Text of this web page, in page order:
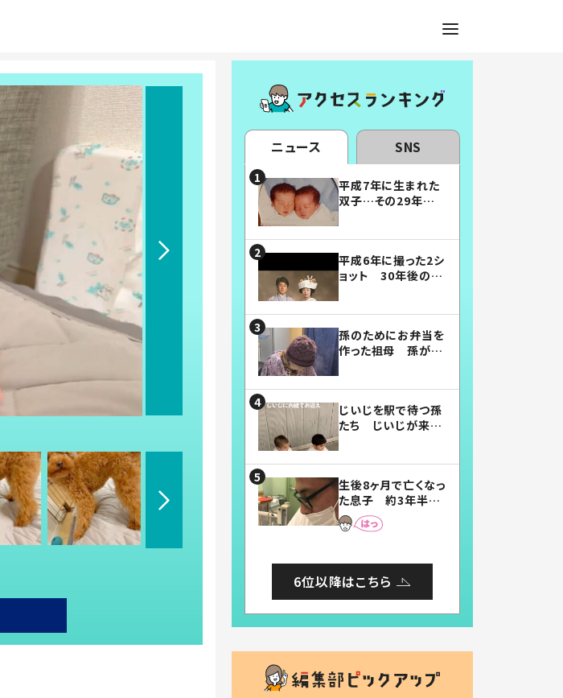
ニュース SNS
平成7年に生まれた
双子…その29年後
平成6年に撮った2シ
ョット 30年後の姿
孫のためにお弁当を
作った祖母 孫が絶
じいじを駅で待つ孫
たち じいじが来た
まらない」「幸せにな
れる」
生後8ヶ月で亡くなっ
た息子 約3年半
後、当時の妻の日記
に書いてあった本音
6位以降はこちら